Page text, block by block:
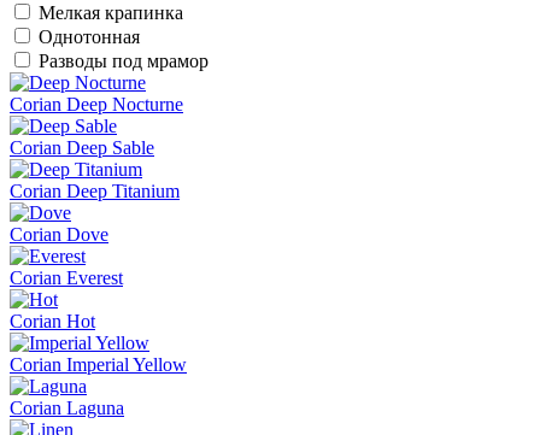
Мелкая крапинка
Однотонная
Разводы под мрамор
Corian Deep Nocturne
Corian Deep Sable
Corian Deep Titanium
Corian Dove
Corian Everest
Corian Hot
Corian Imperial Yellow
Corian Laguna